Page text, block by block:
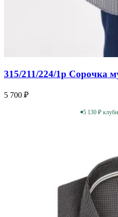
315/211/224/1p Сорочка
5 700 ₽
5 130 ₽